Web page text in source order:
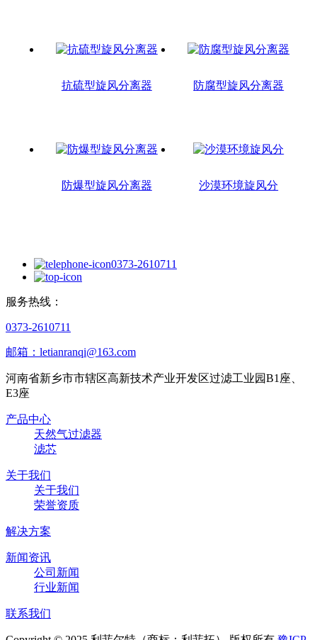
抗硫型旋风分离器 防腐型旋风分离器
防爆型旋风分离器 沙漠环境旋风分
0373-2610711
服务热线：
0373-2610711
邮箱：letianranqi@163.com
河南省新乡市市辖区高新技术产业开发区过滤工业园B1座、
E3座
产品中心
天然气过滤器
滤芯
关于我们
关于我们
荣誉资质
解决方案
新闻资讯
公司新闻
行业新闻
联系我们